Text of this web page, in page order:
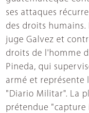
ses attaques
des droits humains.
juge Galvez et
droits de l'homme
Pineda, qui
armé et représente
"Diario Militar". La
prétendue "capture